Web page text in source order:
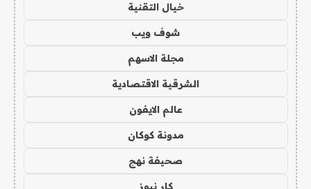
خيال التقنية
شوف ويب
مجلة الاسهم
الشرقية الاقتصادية
عالم الايفون
مدونة كوكان
صحيفة نهج
كار نيوز